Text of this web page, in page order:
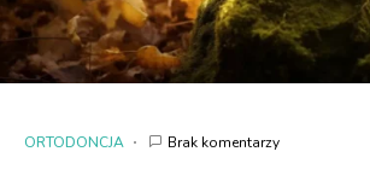
ORTODONCJA Brak komentarzy